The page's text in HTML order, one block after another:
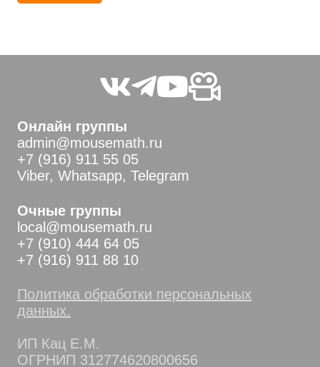
Онлайн группы
admin@mousemath.ru
+7 (916) 911 55 05
Viber, Whatsapp, Telegram
Очные группы
local@mousemath.ru
+7 (910) 444 64 05
+7 (916) 911 88 10
Политика обработки персональных
данных.
ИП Кац Е.М.
ОГРНИП 312774620800656